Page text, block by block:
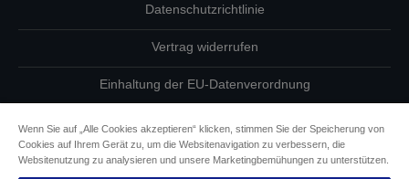
Datenschutzrichtlinie
Vertrag widerrufen
Einhaltung der EU-Datenverordnung
Informationen zu Cookies
Wenn Sie auf „Alle Cookies akzeptieren“ klicken, stimmen Sie der Speicherung von
Cookies auf Ihrem Gerät zu, um die Websitenavigation zu verbessern, die
Websitenutzung zu analysieren und unsere Marketingbemühungen zu unterstützen.